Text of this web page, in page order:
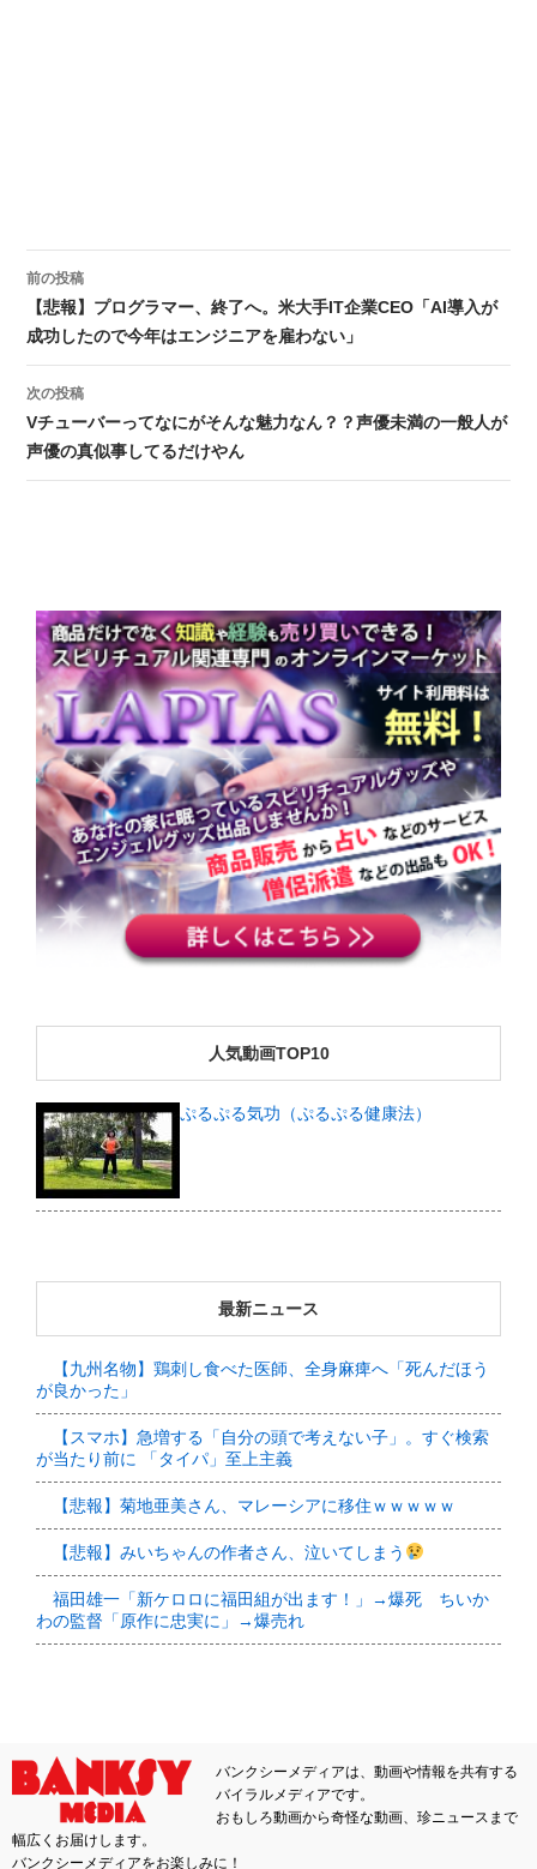
投稿ナビゲーション
前の投稿
【悲報】プログラマー、終了へ。米大手IT企業CEO「AI導入が
成功したので今年はエンジニアを雇わない」
次の投稿
Vチューバーってなにがそんな魅力なん？？声優未満の一般人が
声優の真似事してるだけやん
人気動画TOP10
ぷるぷる気功（ぷるぷる健康法）
最新ニュース
【九州名物】鶏刺し食べた医師、全身麻痺へ「死んだほう
が良かった」
【スマホ】急増する「自分の頭で考えない子」。すぐ検索
が当たり前に 「タイパ」至上主義
【悲報】菊地亜美さん、マレーシアに移住ｗｗｗｗｗ
【悲報】みいちゃんの作者さん、泣いてしまう
福田雄一「新ケロロに福田組が出ます！」→爆死 ちいか
わの監督「原作に忠実に」→爆売れ
バンクシーメディアは、動画や情報を共有する
バイラルメディアです。
おもしろ動画から奇怪な動画、珍ニュースまで
幅広くお届けします。
バンクシーメディアをお楽しみに！